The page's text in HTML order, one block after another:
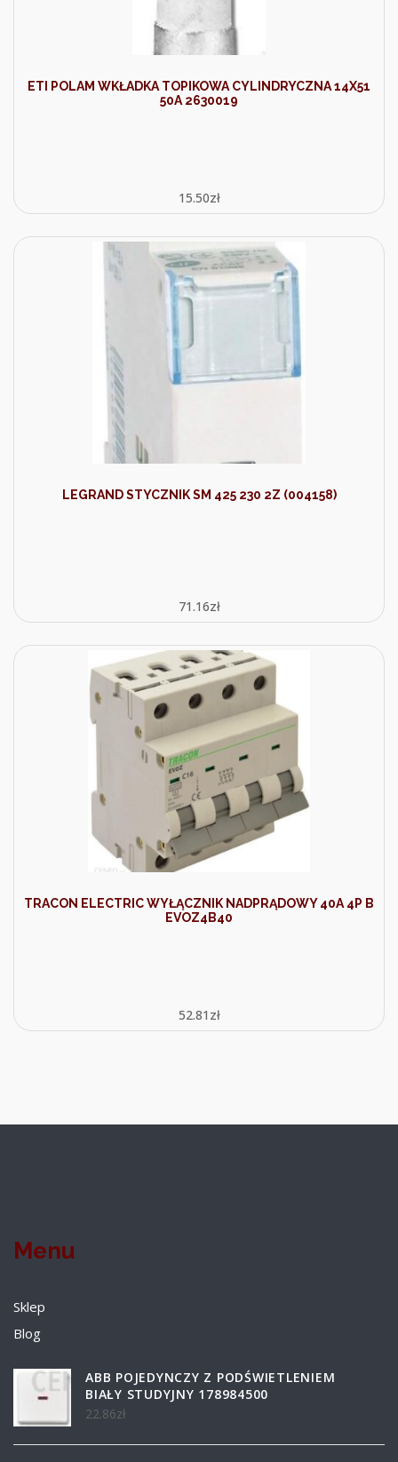
ETI POLAM WKŁADKA TOPIKOWA CYLINDRYCZNA 14X51
50A 2630019
15.50zł
LEGRAND STYCZNIK SM 425 230 2Z (004158)
71.16zł
TRACON ELECTRIC WYŁĄCZNIK NADPRĄDOWY 40A 4P B
EVOZ4B40
52.81 zł
Menu
Sklep
Blog
ABB POJEDYNCZY Z PODŚWIETLENIEM
BIAŁY STUDYJNY 178984500
22.86zł